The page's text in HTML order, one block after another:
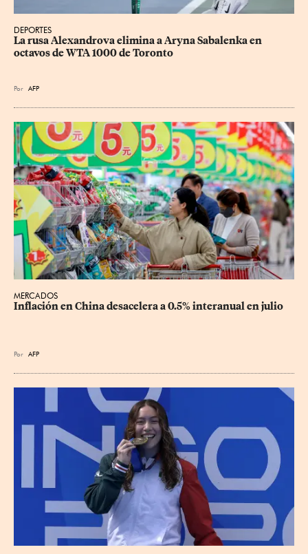
DEPORTES
La rusa Alexandrova elimina a Aryna Sabalenka en
octavos de WTA 1000 de Toronto
Por AFP
MERCADOS
Inflación en China desacelera a 0.5% interanual en julio
Por AFP